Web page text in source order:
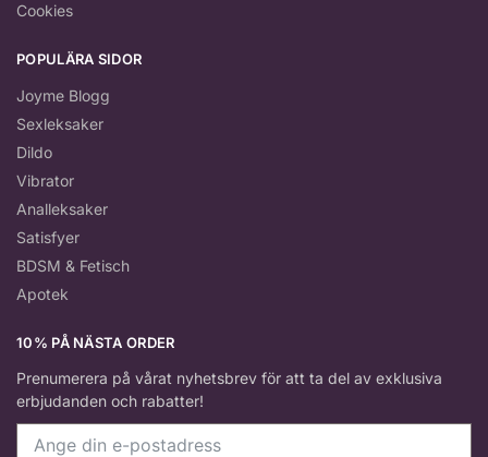
Cookies
POPULÄRA SIDOR
Joyme Blogg
Sexleksaker
Dildo
Vibrator
Analleksaker
Satisfyer
BDSM & Fetisch
Apotek
10% PÅ NÄSTA ORDER
Prenumerera på vårat nyhetsbrev för att ta del av exklusiva
erbjudanden och rabatter!